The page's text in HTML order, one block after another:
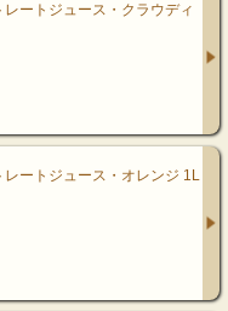
ートジュース・クラウディ
ートジュース・オレンジ 1L